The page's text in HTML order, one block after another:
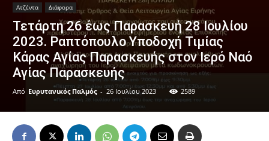
Ατζέντα Διάφορα
Τετάρτη 26 έως Παρασκευή 28 Ιουλίου
2023. Ραπτόπουλο Υποδοχή Τιμίας
Κάρας Αγίας Παρασκευής στον Ιερό Ναό
Αγίας Παρασκευής
Από Ευρυτανικός Παλμός - 26 Ιουλίου 2023 2589